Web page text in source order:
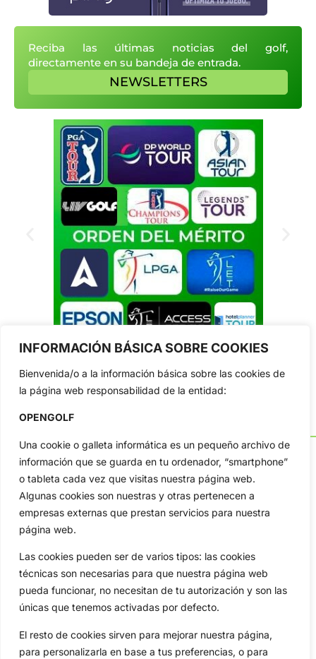
INFORMACIÓN BÁSICA SOBRE COOKIES
Bienvenida/o a la información básica sobre las cookies de
la página web responsabilidad de la entidad:
OPENGOLF
Una cookie o galleta informática es un pequeño archivo de
información que se guarda en tu ordenador, “smartphone”
o tableta cada vez que visitas nuestra página web.
Algunas cookies son nuestras y otras pertenecen a
empresas externas que prestan servicios para nuestra
página web.
Las cookies pueden ser de varios tipos: las cookies
técnicas son necesarias para que nuestra página web
pueda funcionar, no necesitan de tu autorización y son las
únicas que tenemos activadas por defecto.
El resto de cookies sirven para mejorar nuestra página,
para personalizarla en base a tus preferencias, o para
Reciba las últimas noticias del golf,
directamente en su bandeja de entrada.
NEWSLETTERS
OpenGolf ofrece toda la actualidad, información del golf
profesional y amateur, resultados en directo, vídeos, noticias,
Jon Rahm, LIV Golf, PGA Tour, Ryder Cup, DP World Tour, LPGA
Categorias
Inicio
Actualidad
Circuitos
Jon Rahm
Ryder Cup
Vídeos